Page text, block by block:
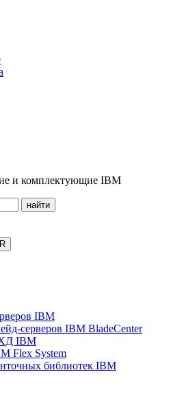
и комплектующие IBM
IBM
серверов IBM BladeCenter
IBM
Flex System
библиотек IBM